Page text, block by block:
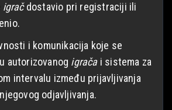
igračdostavio pri registraciji ili
i komunikacija koje se
autorizovanog igrača i sistema za
intervalu između prijavljivanja
odjavljivanja.